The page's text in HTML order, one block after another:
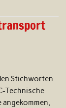
Stichworten
Technische
angekommen,